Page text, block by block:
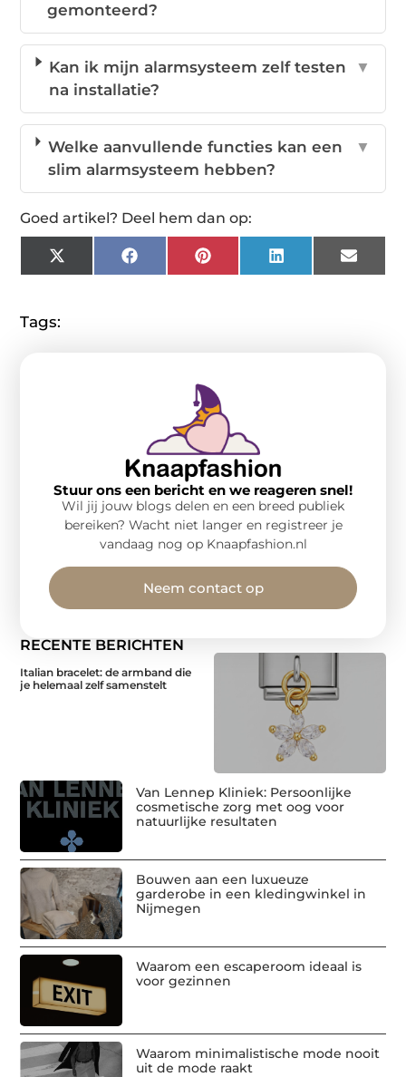
gemonteerd?
Kan ik mijn alarmsysteem zelf testen
na installatie?
▼
Welke aanvullende functies kan een
slim alarmsysteem hebben?
▼
Goed artikel? Deel hem dan op:
X
(Twitter)
FacebookPinterestLinkedInEmail
Tags:
RECENTE BERICHTEN
Italian bracelet: de armband die
je helemaal zelf samenstelt
Van Lennep Kliniek: Persoonlijke
cosmetische zorg met oog voor
natuurlijke resultaten
Bouwen aan een luxueuze
garderobe in een kledingwinkel in
Nijmegen
Waarom een escaperoom ideaal is
voor gezinnen
Waarom minimalistische mode nooit
uit de mode raakt
Stuur ons een bericht en we reageren snel!
Wil jij jouw blogs delen en een breed publiek
bereiken? Wacht niet langer en registreer je
vandaag nog op Knaapfashion.nl
Neem contact op